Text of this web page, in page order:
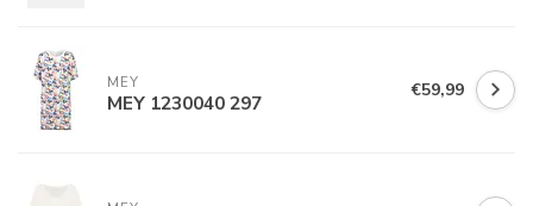
MEY
MEY 1230040 297 €59,99